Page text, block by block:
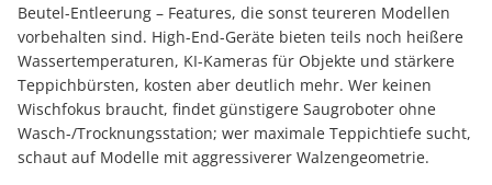
Beutel-Entleerung – Features, die sonst teureren Modellen
vorbehalten sind. High-End-Geräte bieten teils noch heißere
Wassertemperaturen, KI-Kameras für Objekte und stärkere
Teppichbürsten, kosten aber deutlich mehr. Wer keinen
Wischfokus braucht, findet günstigere Saugroboter ohne
Wasch-/Trocknungsstation; wer maximale Teppichtiefe sucht,
schaut auf Modelle mit aggressiverer Walzengeometrie.